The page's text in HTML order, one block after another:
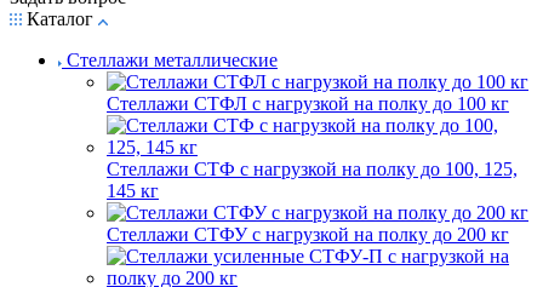
Каталог
Стеллажи металлические
Стеллажи СТФЛ с нагрузкой на полку до 100 кг
Стеллажи СТФ с нагрузкой на полку до 100, 125,
145 кг
Стеллажи СТФУ с нагрузкой на полку до 200 кг